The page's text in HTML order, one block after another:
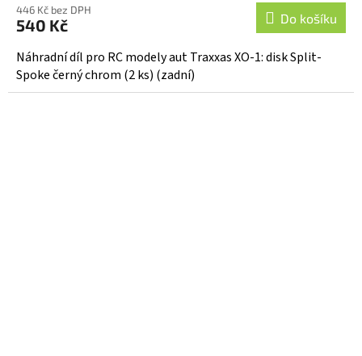
446 Kč bez DPH
540 Kč Do košíku
Náhradní díl pro RC modely aut Traxxas XO-1: disk Split-
Spoke černý chrom (2 ks) (zadní)